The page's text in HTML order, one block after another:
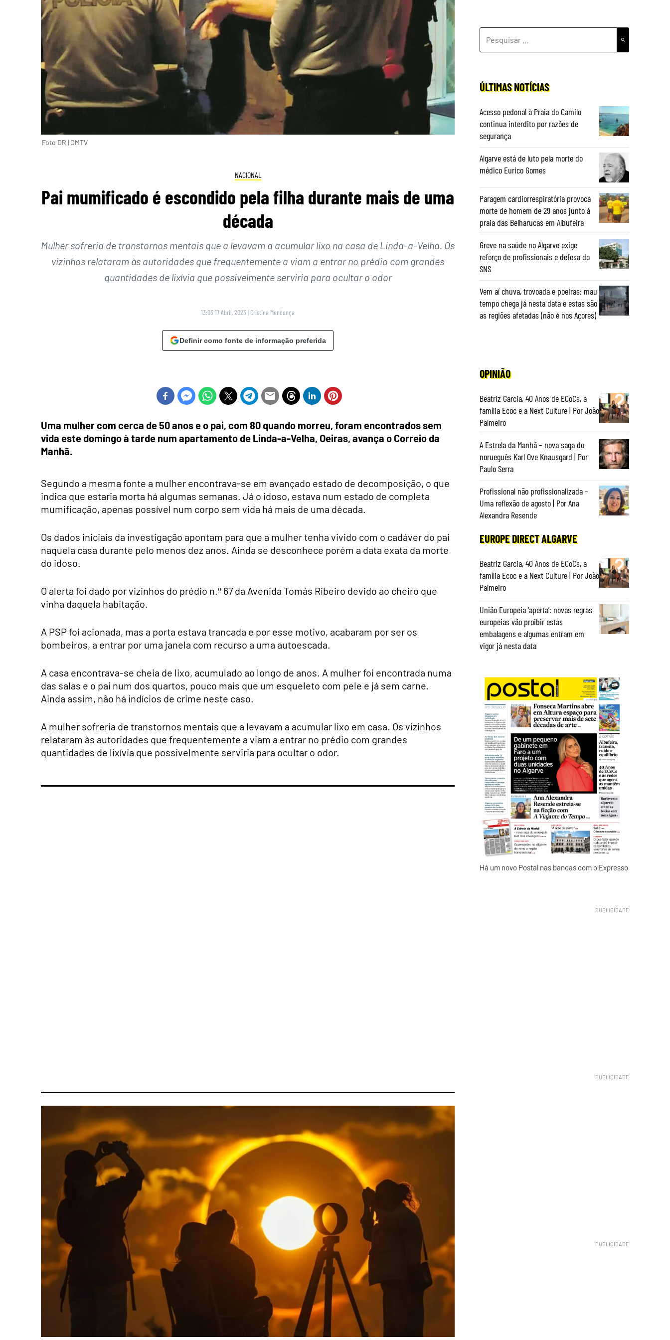
Foto DR | CMTV
NACIONAL
Pai mumificado é escondido pela filha durante mais de uma
década
Mulher sofreria de transtornos mentais que a levavam a acumular lixo na casa de Linda-a-Velha. Os
vizinhos relataram às autoridades que frequentemente a viam a entrar no prédio com grandes
quantidades de lixívia que possivelmente serviria para ocultar o odor
13:03 17 Abril, 2023 | Cristina Mendonça
Definir como fonte de informação preferida
Uma mulher com cerca de 50 anos e o pai, com 80 quando morreu, foram encontrados sem
vida este domingo à tarde num apartamento de Linda-a-Velha, Oeiras, avança o Correio da
Manhã.
Segundo a mesma fonte a mulher encontrava-se em avançado estado de decomposição, o que
indica que estaria morta há algumas semanas. Já o idoso, estava num estado de completa
mumificação, apenas possível num corpo sem vida há mais de uma década.
Os dados iniciais da investigação apontam para que a mulher tenha vivido com o cadáver do pai
naquela casa durante pelo menos dez anos. Ainda se desconhece porém a data exata da morte
do idoso.
O alerta foi dado por vizinhos do prédio n.º 67 da Avenida Tomás Ribeiro devido ao cheiro que
vinha daquela habitação.
A PSP foi acionada, mas a porta estava trancada e por esse motivo, acabaram por ser os
bombeiros, a entrar por uma janela com recurso a uma autoescada.
A casa encontrava-se cheia de lixo, acumulado ao longo de anos. A mulher foi encontrada numa
das salas e o pai num dos quartos, pouco mais que um esqueleto com pele e já sem carne.
Ainda assim, não há indícios de crime neste caso.
A mulher sofreria de transtornos mentais que a levavam a acumular lixo em casa. Os vizinhos
relataram às autoridades que frequentemente a viam a entrar no prédio com grandes
quantidades de lixívia que possivelmente serviria para ocultar o odor.
POR:
ÚLTIMAS NOTÍCIAS
Acesso pedonal à Praia do Camilo
continua interdito por razões de
segurança
Algarve está de luto pela morte do
médico Eurico Gomes
Paragem cardiorrespiratória provoca
morte de homem de 29 anos junto à
praia das Belharucas em Albufeira
Greve na saúde no Algarve exige
reforço de profissionais e defesa do
SNS
Vem aí chuva, trovoada e poeiras: mau
tempo chega já nesta data e estas são
as regiões afetadas (não é nos Açores)
OPINIÃO
Beatriz Garcia, 40 Anos de ECoCs, a
família Ecoc e a Next Culture | Por João
Palmeiro
A Estrela da Manhã – nova saga do
norueguês Karl Ove Knausgard | Por
Paulo Serra
Profissional não profissionalizada –
Uma reflexão de agosto | Por Ana
Alexandra Resende
EUROPE DIRECT ALGARVE
Beatriz Garcia, 40 Anos de ECoCs, a
família Ecoc e a Next Culture | Por João
Palmeiro
União Europeia ‘aperta’: novas regras
europeias vão proibir estas
embalagens e algumas entram em
vigor já nesta data
Há um novo Postal nas bancas com o Expresso